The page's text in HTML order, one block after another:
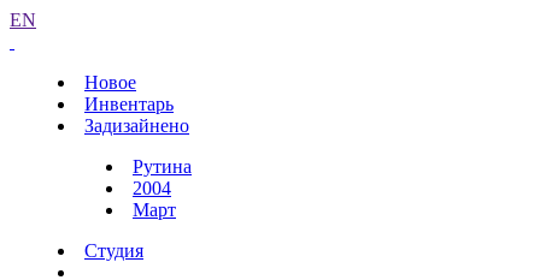
EN
Новое
Инвентарь
Задизайнено
Рутина
2004
Март
Студия